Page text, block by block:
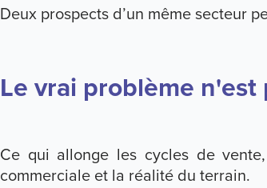
Deux prospects d’un même secteur
Le vrai problème
Ce qui allonge les cycles de
commerciale et la réalité du terrain.